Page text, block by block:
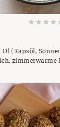
Öl (Rapsöl,
zimmerwarme